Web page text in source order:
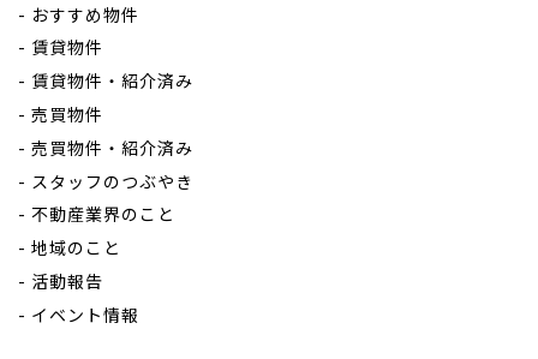
おすすめ物件
賃貸物件
賃貸物件・紹介済み
売買物件
売買物件・紹介済み
スタッフのつぶやき
不動産業界のこと
地域のこと
活動報告
イベント情報